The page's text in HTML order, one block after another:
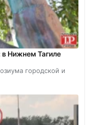
Нижнем Тагиле
городской и